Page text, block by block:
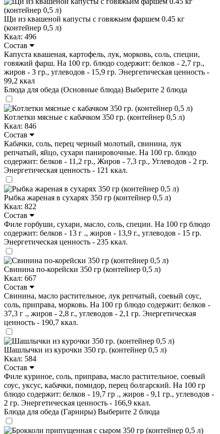
Щи из квашеной капусты с говяжьим фаршем 0.45 кг
(контейнер 0,5 л)
Ккал: 496
Состав
Капуста квашеная, картофель, лук, морковь, соль, специи,
говяжий фарш. На 100 гр. блюдо содержит: белков - 2,7 гр.,
жиров - 3 гр., углеводов - 15,9 гр. Энергетическая ценность -
99,2 ккал
Блюда для обеда (Основные блюда) Выберите 2 блюда
Котлетки мясные с кабачком 350 гр. (контейнер 0,5 л)
Ккал: 846
Состав
Кабачки, соль, перец черный молотый, свинина, лук
репчатый, яйцо, сухари панировочные. На 100 гр. блюдо
содержит: белков - 11,2 гр., Жиров - 7,3 гр., Углеводов - 2 гр.
Энергетическая ценность - 121 ккал.
Рыбка жареная в сухарях 350 гр (контейнер 0,5 л)
Ккал: 822
Состав
Филе горбуши, сухари, масло, соль, специи. На 100 гр блюдо
содержит: белков - 13 г ., жиров - 13,9 г., углеводов - 15 гр.
Энергетическая ценность - 235 ккал.
Свинина по-корейски 350 гр (контейнер 0,5 л)
Ккал: 667
Состав
Свинина, масло растительное, лук репчатый, соевый соус,
соль, приправа, морковь. На 100 гр блюдо содержит: белков -
37,3 г ., жиров - 2,8 г., углеводов - 2,1 гр. Энергетическая
ценность - 190,7 ккал.
Шашлычки из курочки 350 гр. (контейнер 0,5 л)
Ккал: 584
Состав
Филе куриное, соль, приправа, масло растительное, соевый
соус, уксус, кабачки, помидор, перец болгарский. На 100 гр
блюдо содержит: белков - 19,7 гр ., жиров - 9,1 гр., углеводов -
2 гр. Энергетическая ценность - 166,9 ккал.
Блюда для обеда (Гарниры) Выберите 2 блюда